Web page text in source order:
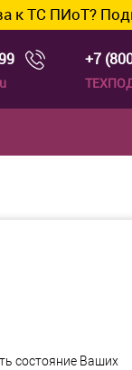
ТС ПИоТ?
+7
состояние Ваших